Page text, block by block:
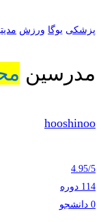
پزشکی یوگا ورزش
مدرسین
hooshinoo
4.95/5
114 دوره
0 دانشجو